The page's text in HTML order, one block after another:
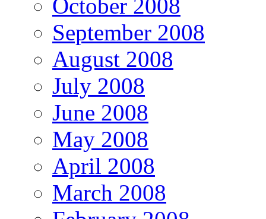
October 2008
September 2008
August 2008
July 2008
June 2008
May 2008
April 2008
March 2008